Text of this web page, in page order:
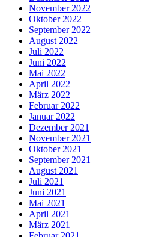
November 2022
Oktober 2022
September 2022
August 2022
Juli 2022
Juni 2022
Mai 2022
April 2022
März 2022
Februar 2022
Januar 2022
Dezember 2021
November 2021
Oktober 2021
September 2021
August 2021
Juli 2021
Juni 2021
Mai 2021
April 2021
März 2021